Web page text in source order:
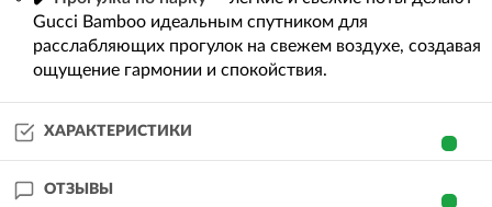
Gucci Bamboo идеальным спутником для
расслабляющих прогулок на свежем воздухе, создавая
ощущение гармонии и спокойствия.
ХАРАКТЕРИСТИКИ
ОТЗЫВЫ